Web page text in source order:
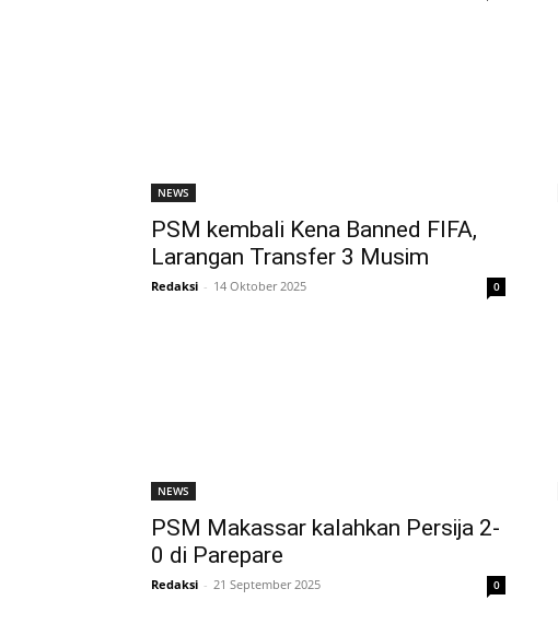
NEWS
PSM kembali Kena Banned FIFA,
Larangan Transfer 3 Musim
Redaksi - 14 Oktober 2025 0
NEWS
PSM Makassar kalahkan Persija 2-
0 di Parepare
Redaksi - 21 September 2025 0